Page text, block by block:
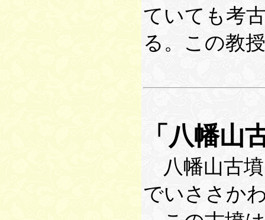
ていても考
る。この教
「八幡山
八幡山古墳
でいささか